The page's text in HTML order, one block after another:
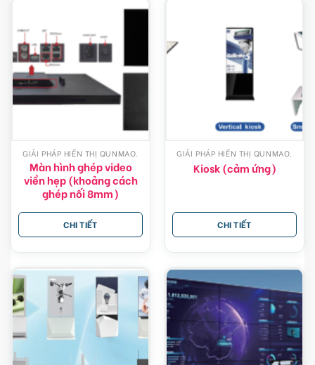
GIẢI PHÁP HIỂN THỊ QUNMAO.
Màn hình ghép video
viền hẹp (khoảng cách
ghép nối 8mm)
CHI TIẾT
GIẢI PHÁP HIỂN THỊ QUNMAO.
Kiosk (cảm ứng)
CHI TIẾT